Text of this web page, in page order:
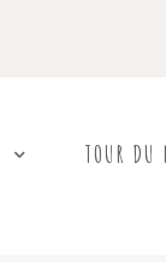
TOUR DU